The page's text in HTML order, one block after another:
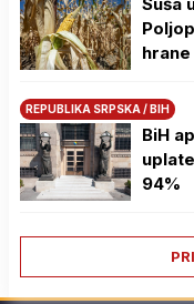
hrane
REPUBLIKA SRPSKA / BIH
BiH
94%